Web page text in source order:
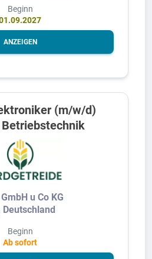
Beginn
ANZEIGEN
(m/w/d)
u Co KG
Beginn
Ab sofort